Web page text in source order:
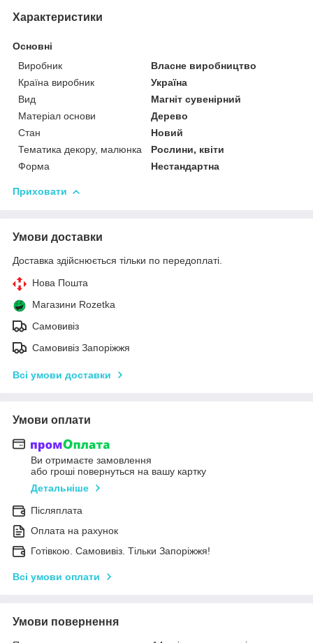
Характеристики
Основні
Виробник
Власне виробництво
Країна виробник
Україна
Вид
Магніт сувенірний
Матеріал основи
Дерево
Стан
Новий
Тематика декору, малюнка
Рослини, квіти
Форма
Нестандартна
Приховати
Умови доставки
Доставка здійснюється тільки по передоплаті.
Нова Пошта
Магазини Rozetka
Самовивіз
Самовивіз Запоріжжя
Всі умови доставки
Умови оплати
Ви отримаєте замовлення
або гроші повернуться на вашу картку
Детальніше
Післяплата
Оплата на рахунок
Готівкою. Самовивіз. Тільки Запоріжжя!
Всі умови оплати
Умови повернення